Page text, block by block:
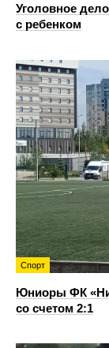
Уголовное
с ребенком
Спорт
Юниоры ФК
со счетом 2:1